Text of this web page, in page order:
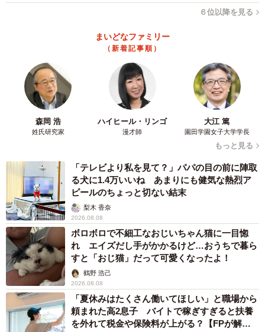
６位以降を見る
まいどなファミリー
（新着記事順）
森岡 浩
姓氏研究家
ハイヒール・リンゴ
漫才師
大江 篤
園田学園女子大学学長
もっと見る
「テレビより私を見て？」パパの目の前に陣取
る犬に1.4万いいね あまりにも健気な熱烈ア
ピールのちょっと切ない結末
梨木 香奈
2026.08.08
ボロボロで不細工なおじいちゃん猫に一目惚
れ エイズだし手がかかるけど…おうちで暮ら
すと「おじ猫」だって可愛くなったよ！
鶴野 浩己
2026.08.08
「夏休みはたくさん働いてほしい」と職場から
頼まれた高2息子 バイトで稼ぎすぎると扶養
を外れて税金や保険料が上がる？【FPが解